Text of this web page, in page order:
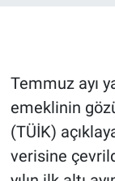
Temmuz ayı
emeklinin
(TÜİK)
verisine
Gündem
Günün
Haber